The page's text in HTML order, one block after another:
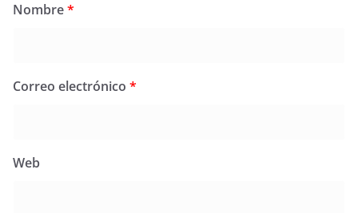
Nombre*
Correo electrónico *
Web